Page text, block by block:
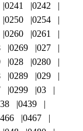
0241
0242
0250
0254
0260
0261
0269
027
028
0280
0289
029
0299
03
0439
0467